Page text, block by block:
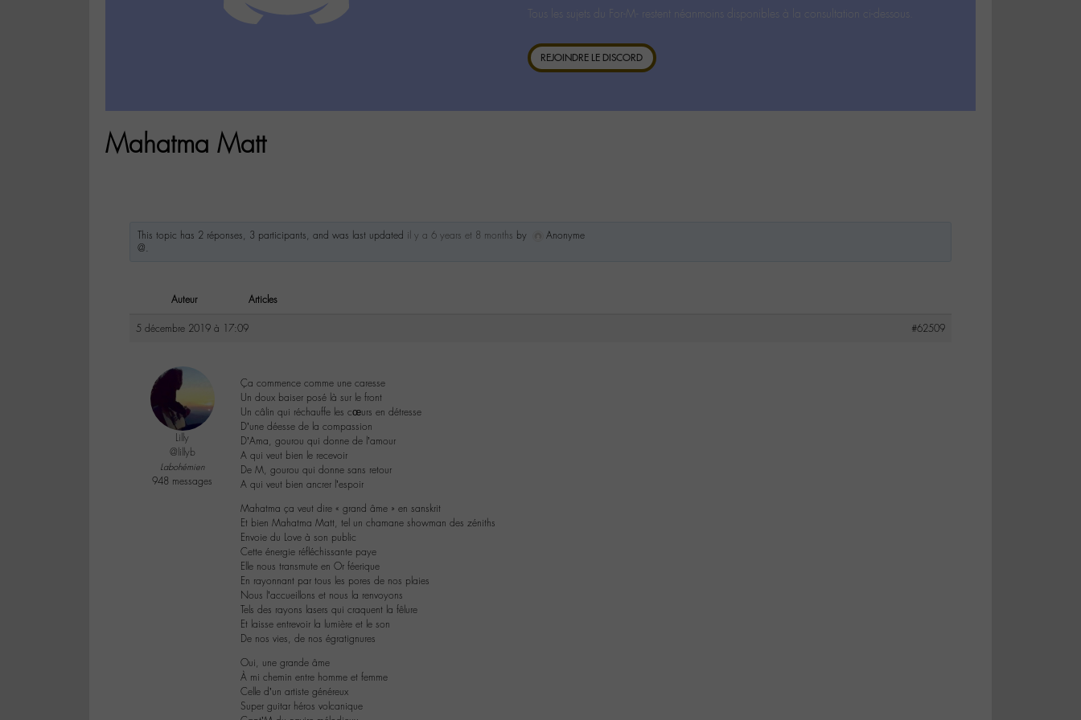
Tous les sujets du For-M- restent néanmoins disponibles à la consultation ci-dessous.
REJOINDRE LE DISCORD
Mahatma Matt
This topic has 2 réponses, 3 participants, and was last updated il y a 6 years et 8 months by
Anonyme
@.
Auteur Articles
5 décembre 2019 à 17:09 #62509
Lilly
@lillyb
Labohémien
948 messages
Ça commence comme une caresse
Un doux baiser posé là sur le front
Un câlin qui réchauffe les cœurs en détresse
D’une déesse de la compassion
D’Ama, gourou qui donne de l’amour
A qui veut bien le recevoir
De M, gourou qui donne sans retour
A qui veut bien ancrer l’espoir
Mahatma ça veut dire « grand âme » en sanskrit
Et bien Mahatma Matt, tel un chamane showman des zéniths
Envoie du Love à son public
Cette énergie réfléchissante paye
Elle nous transmute en Or féerique
En rayonnant par tous les pores de nos plaies
Nous l’accueillons et nous la renvoyons
Tels des rayons lasers qui craquent la fêlure
Et laisse entrevoir la lumière et le son
De nos vies, de nos égratignures
Oui, une grande âme
À mi chemin entre homme et femme
Celle d’un artiste généreux
Super guitar héros volcanique